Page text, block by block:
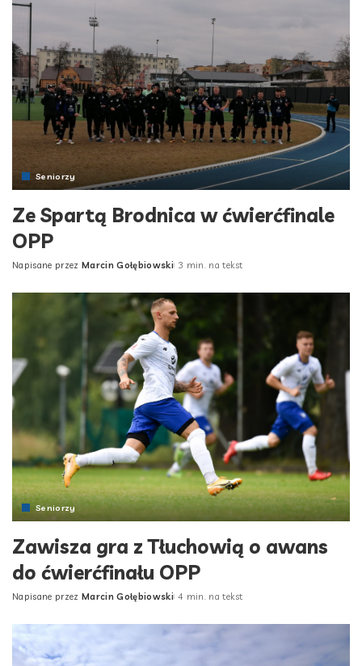
Seniorzy
Ze Spartą Brodnica w ćwierćfinale
OPP
Posted
Napisane przez Marcin Gołębiowski 3 min. na tekst
Seniorzy
Zawisza gra z Tłuchowią o awans
do ćwierćfinału OPP
Posted
Napisane przez Marcin Gołębiowski 4 min. na tekst